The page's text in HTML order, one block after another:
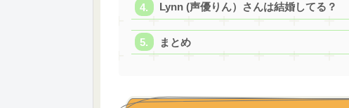
Lynn (声優りん）さんは結婚してる？
まとめ